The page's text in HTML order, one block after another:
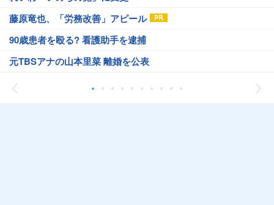
藤原竜也、「労務改善」アピール
90歳患者を殴る? 看護助手を逮捕
元TBSアナの山本里菜 離婚を公表